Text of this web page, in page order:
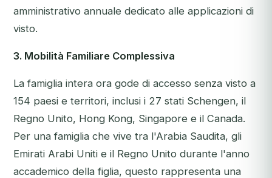
amministrativo annuale dedicato alle applicazioni di
visto.
3. Mobilità Familiare Complessiva
La famiglia intera ora gode di accesso senza visto a
154 paesi e territori, inclusi i 27 stati Schengen, il
Regno Unito, Hong Kong, Singapore e il Canada.
Per una famiglia che vive tra l'Arabia Saudita, gli
Emirati Arabi Uniti e il Regno Unito durante l'anno
accademico della figlia, questo rappresenta una